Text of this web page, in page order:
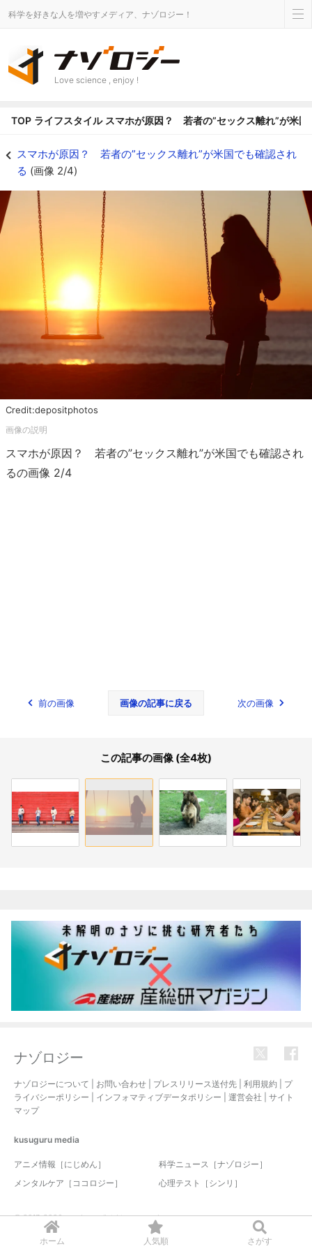
ホーム 人気順 さがす
科学を好きな人を増やすメディア、ナゾロジー！
Love science , enjoy !
TOP ライフスタイル スマホが原因？ 若者の”セックス離れ”が米国
スマホが原因？ 若者の”セックス離れ”が米国でも確認され
る (画像 2/4)
Credit:depositphotos
スマホが原因？ 若者の”セックス離れ”が米国でも確認され
るの画像 2/4
前の画像 画像の記事に戻る 次の画像
この記事の画像 (全4枚)
ナゾロジー
ナゾロジーについて お問い合わせ プレスリリース送付先 利用規約
プ
ライバシーポリシー
インフォマティブデータポリシー 運営会社
サイト
マップ
kusuguru media
アニメ情報［にじめん］
科学ニュース［ナゾロジー］
メンタルケア［ココロジー］
心理テスト［シンリ］
© 2017-2026 nazology. all rights reserved.